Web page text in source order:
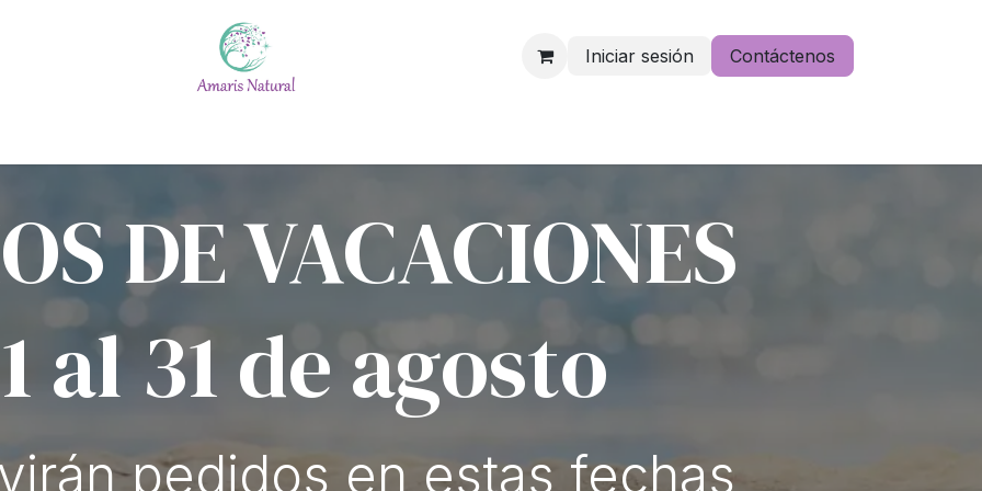
Iniciar sesión Contáctenos
DE VACACIONES
al 31 de agosto
pedidos en estas fechas